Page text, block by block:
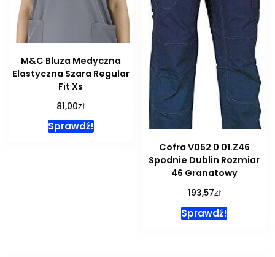
M&C Bluza Medyczna
Elastyczna Szara Regular
Fit Xs
81,00zł
Sprawdź!
Cofra V052 0 01.Z46
Spodnie Dublin Rozmiar
46 Granatowy
193,57zł
Sprawdź!